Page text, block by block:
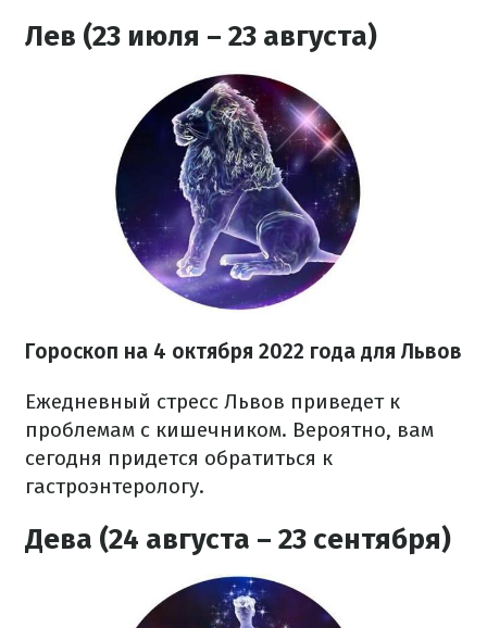
Лев (23 июля – 23 августа)
Гороскоп на 4 октября 2022 года для Львов
Ежедневный стресс Львов приведет к
проблемам с кишечником. Вероятно, вам
сегодня придется обратиться к
гастроэнтерологу.
Дева (24 августа – 23 сентября)